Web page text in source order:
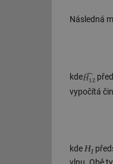
Následná
kde
vypočítá
kde HI